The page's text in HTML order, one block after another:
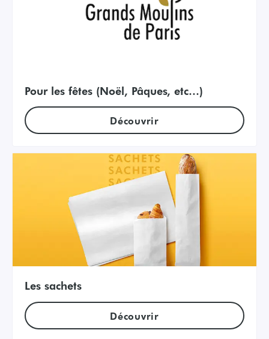
Pour les fêtes (Noël, Pâques, etc…)
Découvrir
Les sachets
Découvrir